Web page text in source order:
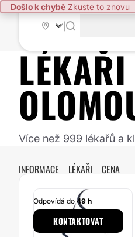
Došlo k chybě Zkuste to znovu
Více než 999 lékařů a
INFORMACE LÉKAŘI CENA
Odpovídá do49 h
KONTAKTOVAT